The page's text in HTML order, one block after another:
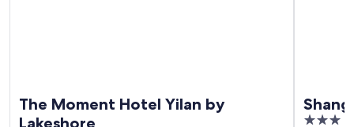
The Moment Hotel Yilan by
Lakeshore
3